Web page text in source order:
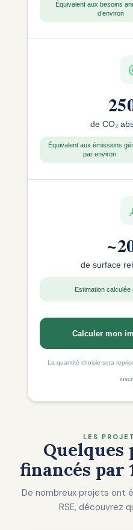
Équivalent aux besoins
d’environ
de CO₂
Équivalent aux émissions
par environ
~
de surface
Estimation calculée
Calculer mon
La quantité choisie sera
LES
Quelques
financés par
De nombreux projets ont
RSE, découvrez